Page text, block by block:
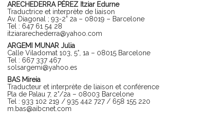
ARECHEDERRA PÉREZ Itziar Edurne
Traductrice et interprète de liaison
Av. Diagonal ; 93-2° 2a – 08019 – Barcelone
Tel : 647 61 54 28
itziararechederra@yahoo.com
ARGEMI MUNAR Julia
Calle Viladomat 103, 5°, 1a – 08015 Barcelone
Tel : 667 337 467
solsargemi@yahoo.es
BAS Mireia
Traducteur et interprète de liaison et conférence
Pla de Palau 7, 2°/2a – 08003 Barcelone
Tel : 933 102 219 / 935 442 727 / 658 155 220
m.bas@aibcnet.com